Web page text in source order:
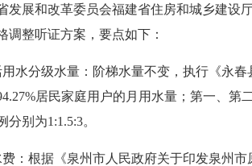
和改革委员会福建省住房和城乡建设厅
调整听证方案，要点如下：
分级水量：阶梯水量不变，执行《永春
居民家庭用户的月用水量；第一、第
别为1:1.5:3。
根据《泉州市人民政府关于印发泉州市